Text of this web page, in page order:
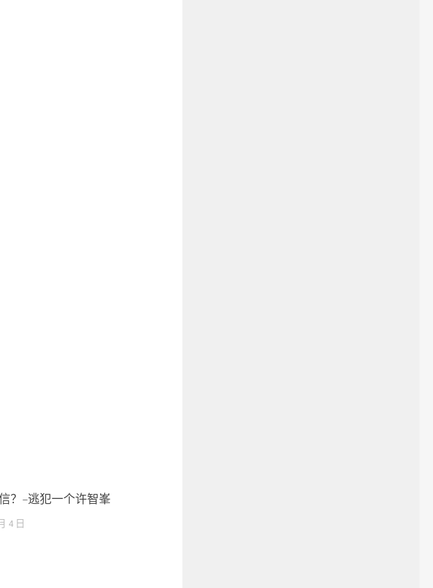
？–逃犯一个许智峯
4 日